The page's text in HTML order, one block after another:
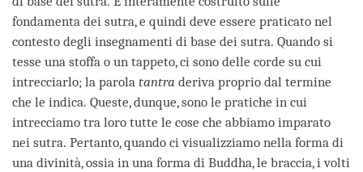
fondamenta dei sutra, e quindi deve essere praticato nel
contesto degli insegnamenti di base dei sutra. Quando si
tesse una stoffa o un tappeto, ci sono delle corde su cui
intrecciarlo; la parola tantra deriva proprio dal termine
che le indica. Queste, dunque, sono le pratiche in cui
intrecciamo tra loro tutte le cose che abbiamo imparato
nei sutra. Pertanto, quando ci visualizziamo nella forma di
una divinità, ossia in una forma di Buddha, le braccia, i volti